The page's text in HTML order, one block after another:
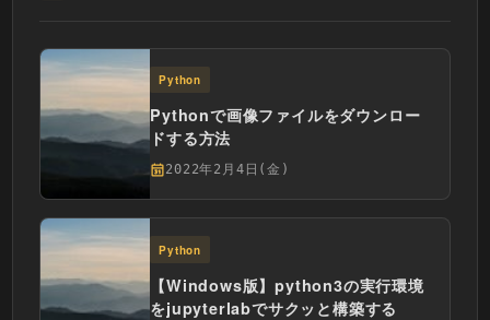
Python
Pythonで画像ファイルをダウンロー
ドする方法
2022年2月4日(金)
Python
【Windows版】python3の実行環境
をjupyterlabでサクッと構築する